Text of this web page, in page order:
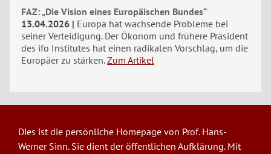
FAZ: „Die Vision eines Europäischen Bundes“
13.04.2026
Europa hat wachsende Probleme bei
seiner Verteidigung. Der Ökonom und frühere Präsident
des ifo Institutes hat einen radikalen Vorschlag, um die
Europäer zu stärken. Zum Artikel
Dies ist die persönliche Homepage von Prof. Hans-
Werner Sinn. Sie dient der öffentlichen Aufklärung. Mit